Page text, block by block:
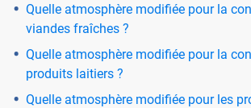
Quelle atmosphère modifiée pour la
viandes fraîches ?
Quelle atmosphère modifiée pour la
produits laitiers ?
Quelle atmosphère modifiée pour les